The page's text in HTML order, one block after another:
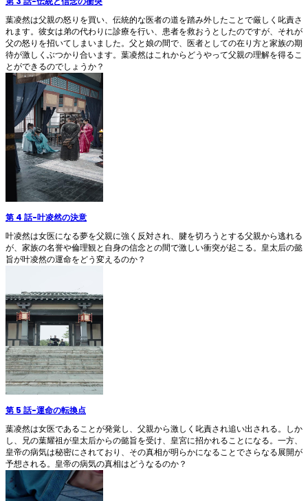
葉凌然は父親の怒りを買い、伝統的な医者の道を踏み外したことで厳しく叱責さ
れます。彼女は弟の代わりに診療を行い、患者を救おうとしたのですが、それが
父の怒りを招いてしまいました。父と娘の間で、医者としての在り方と家族の期
待が激しくぶつかり合います。葉凌然はこれからどうやって父親の理解を得るこ
とができるのでしょうか？
第 4 話-叶凌然の決意
叶凌然は女医になる夢を父親に強く反対され、腱を切ろうとする父親から逃れる
が、家族の名誉や倫理観と自身の信念との間で激しい衝突が起こる。皇太后の懿
旨が叶凌然の運命をどう変えるのか？
第 5 話-運命の転換点
葉凌然は女医であることが発覚し、父親から激しく叱責され追い出される。しか
し、兄の葉耀祖が皇太后からの懿旨を受け、皇宮に招かれることになる。一方、
皇帝の病気は秘密にされており、その真相が明らかになることでさらなる展開が
予想される。皇帝の病気の真相はどうなるのか？